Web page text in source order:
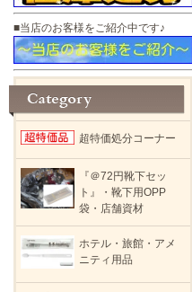
■当店のお客様をご紹介中です♪
超特価処分コーナー
『＠72円靴下セッ
ト』・靴下用OPP
袋・店舗資材
ホテル・旅館・アメ
ニティ用品